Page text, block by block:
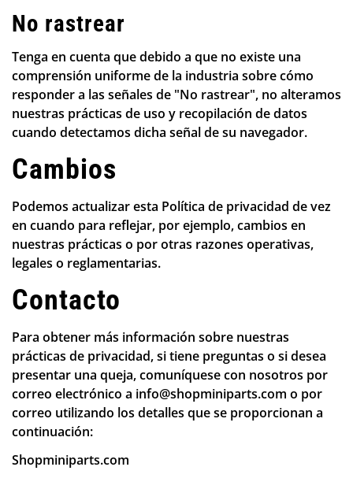
No rastrear
Tenga en cuenta que debido a que no existe una
comprensión uniforme de la industria sobre cómo
responder a las señales de "No rastrear", no alteramos
nuestras prácticas de uso y recopilación de datos
cuando detectamos dicha señal de su navegador.
Cambios
Podemos actualizar esta Política de privacidad de vez
en cuando para reflejar, por ejemplo, cambios en
nuestras prácticas o por otras razones operativas,
legales o reglamentarias.
Contacto
Para obtener más información sobre nuestras
prácticas de privacidad, si tiene preguntas o si desea
presentar una queja, comuníquese con nosotros por
correo electrónico a info@shopminiparts.com o por
correo utilizando los detalles que se proporcionan a
continuación:
Shopminiparts.com